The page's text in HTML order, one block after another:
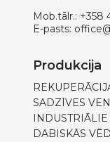
Mob.tālr.: +358
E-pasts:
Produkcija
SADZĪVES
DABISKĀS